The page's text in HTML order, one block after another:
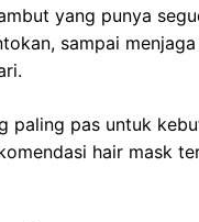
yang punya
sampai
paling pas untuk
hair mask